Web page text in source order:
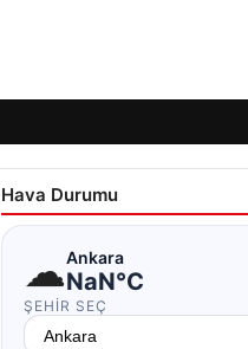
Hava Durumu
☁Ankara
NaN°C
ŞEHIR SEÇ